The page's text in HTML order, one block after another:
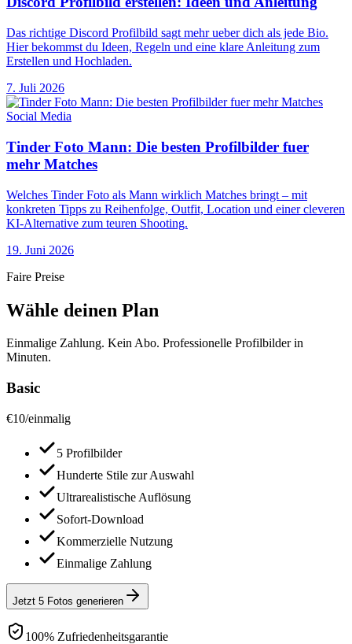
Das richtige Discord Profilbild sagt mehr ueber dich als jede Bio.
Hier bekommst du Ideen, Regeln und eine klare Anleitung zum
Erstellen und Hochladen.
7. Juli 2026
Social Media
Tinder Foto Mann: Die besten Profilbilder fuer
mehr Matches
Welches Tinder Foto als Mann wirklich Matches bringt – mit
konkreten Tipps zu Reihenfolge, Outfit, Location und einer cleveren
KI-Alternative zum teuren Shooting.
19. Juni 2026
Faire Preise
Wähle deinen Plan
Einmalige Zahlung. Kein Abo. Professionelle Profilbilder in
Minuten.
Basic
€10/einmalig
5 Profilbilder
Hunderte Stile zur Auswahl
Ultrarealistische Auflösung
Sofort-Download
Kommerzielle Nutzung
Einmalige Zahlung
Jetzt 5 Fotos generieren
100% Zufriedenheitsgarantie